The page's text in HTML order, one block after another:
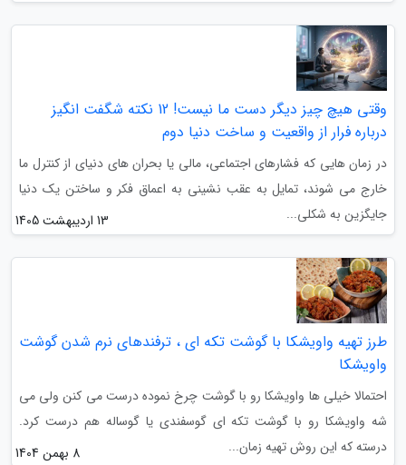
وقتی هیچ چیز دیگر دست ما نیست! 12 نکته شگفت انگیز
درباره فرار از واقعیت و ساخت دنیا دوم
در زمان هایی که فشارهای اجتماعی، مالی یا بحران های دنیای از کنترل ما
خارج می شوند، تمایل به عقب نشینی به اعماق فکر و ساختن یک دنیا
جایگزین به شکلی...
13 اردیبهشت 1405
طرز تهیه واویشکا با گوشت تکه ای ، ترفندهای نرم شدن گوشت
واویشکا
احتمالا خیلی ها واویشکا رو با گوشت چرخ نموده درست می کنن ولی می
شه واویشکا رو با گوشت تکه ای گوسفندی یا گوساله هم درست کرد.
درسته که این روش تهیه زمان...
8 بهمن 1404